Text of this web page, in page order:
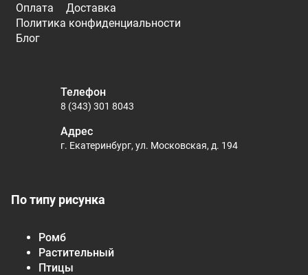
Оплата
Доставка
Политика конфиденциальности
Блог
По типу рисунка
Ромб
Растительный
Птицы
Телефон
8 (343) 301 8043
Адрес
г. Екатеринбург, ул. Московская, д. 194